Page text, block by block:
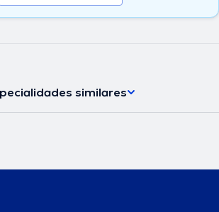
similares